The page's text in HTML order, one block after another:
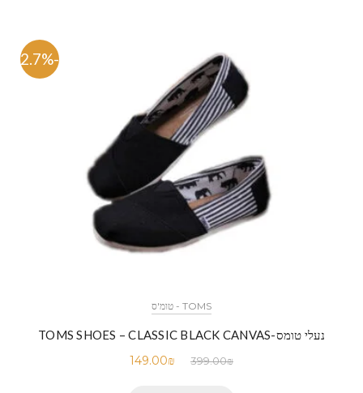
-62.7%
TOMS - טומ'ס
נעלי טומס-TOMS SHOES – CLASSIC BLACK CANVAS
399.00₪
149.00₪